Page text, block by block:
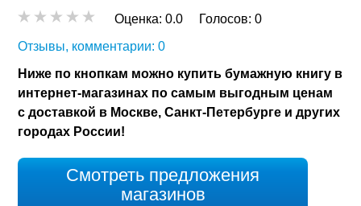
Оценка:0.0 Голосов:0
Отзывы, комментарии: 0
Ниже по кнопкам можно купить бумажную книгу в
интернет-магазинах по самым выгодным ценам
с доставкой в Москве, Санкт-Петербурге и других
городах России!
Смотреть предложения
магазинов